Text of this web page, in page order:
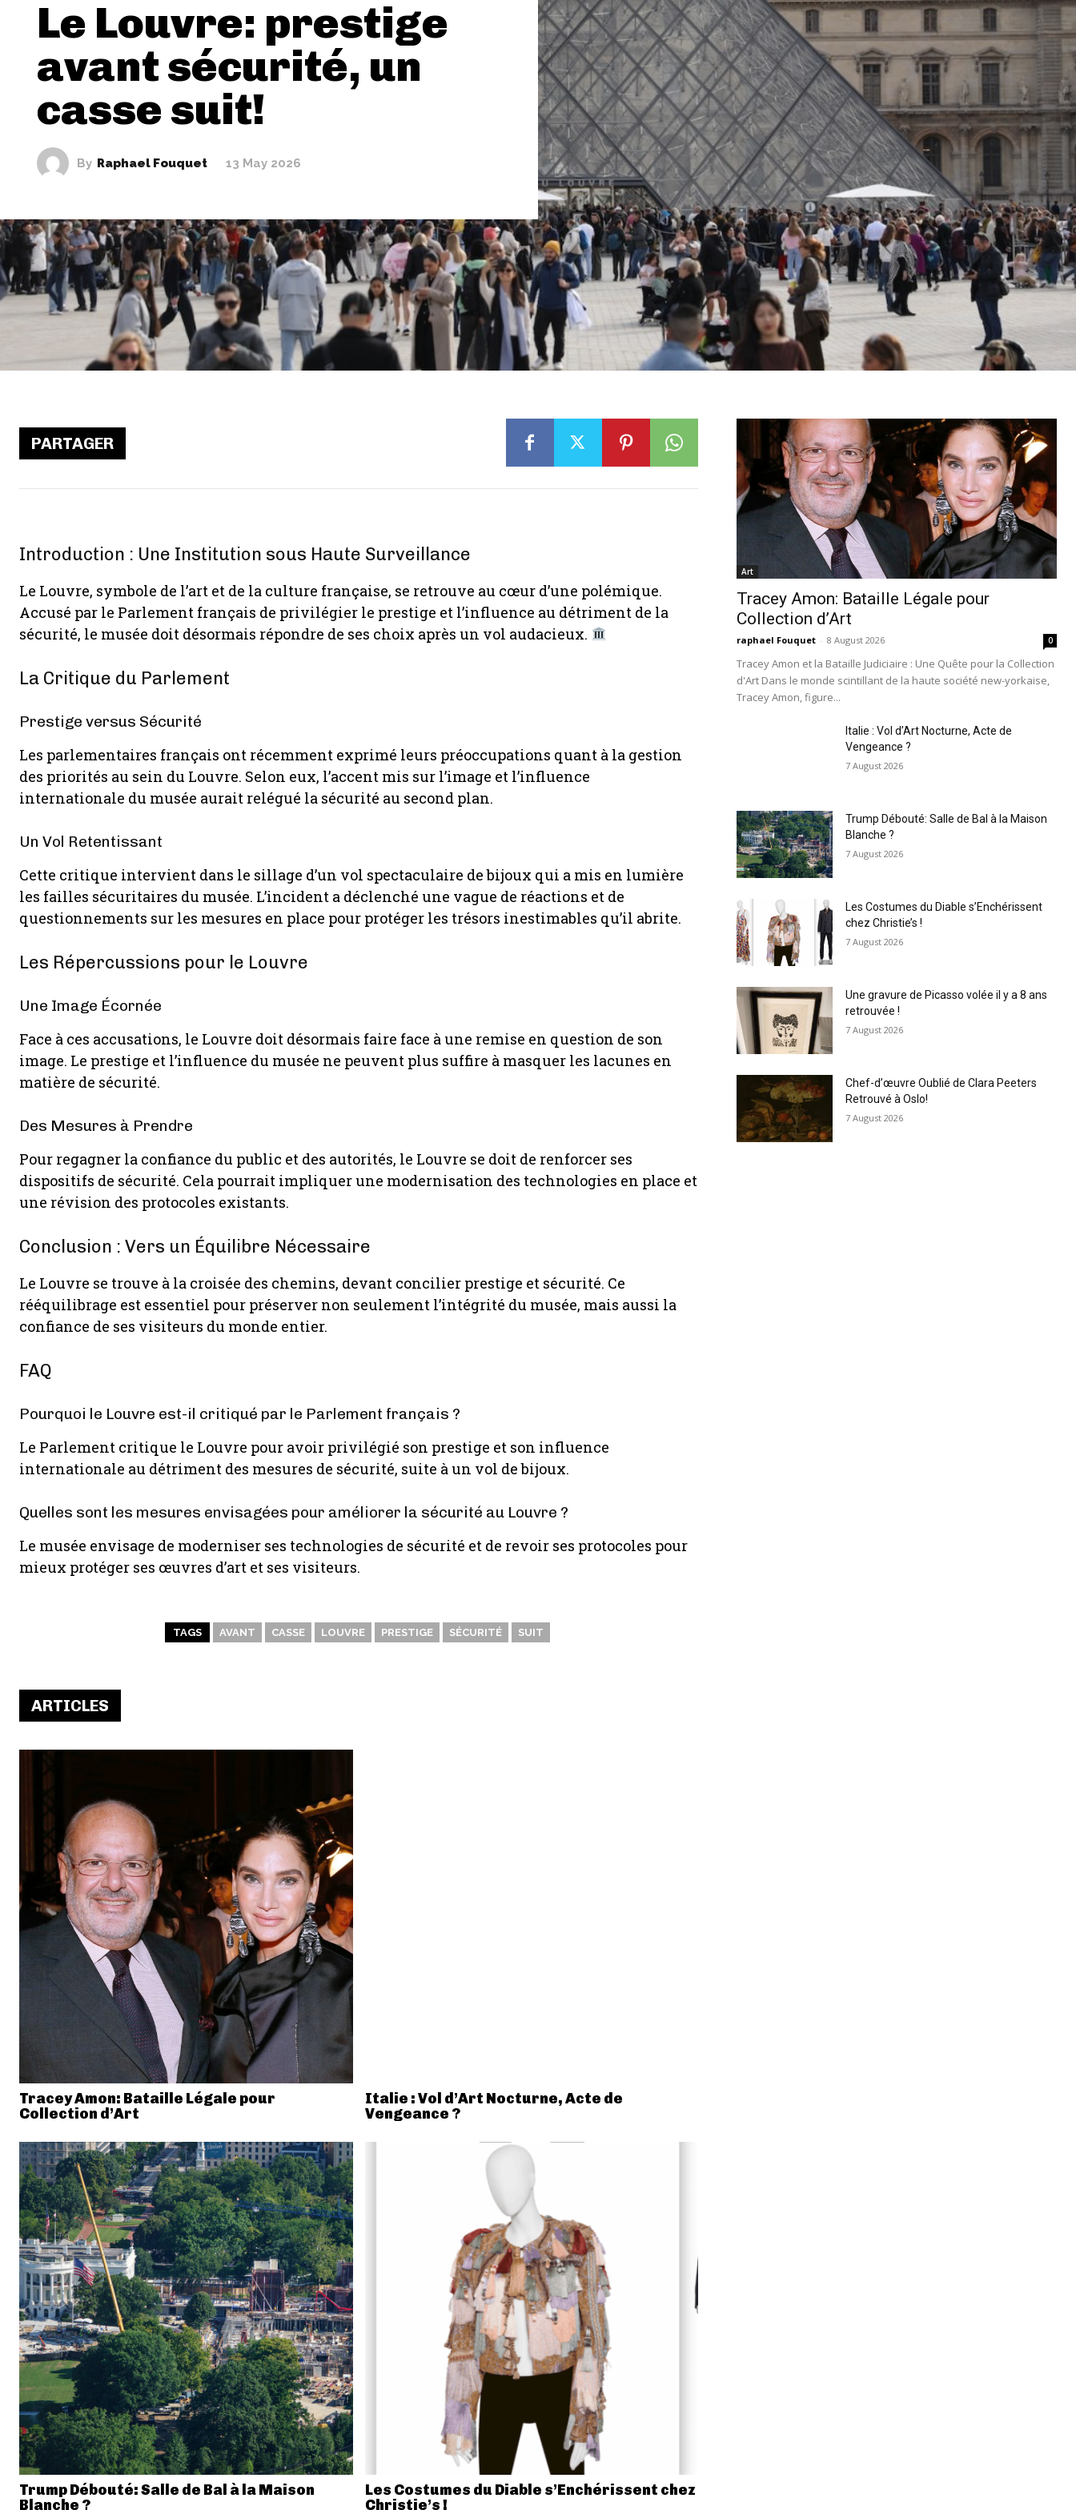
Le Louvre: prestige
avant sécurité, un
casse suit!
By Raphael Fouquet 13 May 2026
PARTAGER
Introduction : Une Institution sous Haute Surveillance
Le Louvre, symbole de l’art et de la culture française, se retrouve au cœur d’une polémique.
Accusé par le Parlement français de privilégier le prestige et l’influence au détriment de la
sécurité, le musée doit désormais répondre de ses choix après un vol audacieux.
La Critique du Parlement
Prestige versus Sécurité
Les parlementaires français ont récemment exprimé leurs préoccupations quant à la gestion
des priorités au sein du Louvre. Selon eux, l’accent mis sur l’image et l’influence
internationale du musée aurait relégué la sécurité au second plan.
Un Vol Retentissant
Cette critique intervient dans le sillage d’un vol spectaculaire de bijoux qui a mis en lumière
les failles sécuritaires du musée. L’incident a déclenché une vague de réactions et de
questionnements sur les mesures en place pour protéger les trésors inestimables qu’il abrite.
Les Répercussions pour le Louvre
Une Image Écornée
Face à ces accusations, le Louvre doit désormais faire face à une remise en question de son
image. Le prestige et l’influence du musée ne peuvent plus suffire à masquer les lacunes en
matière de sécurité.
Des Mesures à Prendre
Pour regagner la confiance du public et des autorités, le Louvre se doit de renforcer ses
dispositifs de sécurité. Cela pourrait impliquer une modernisation des technologies en place et
une révision des protocoles existants.
Conclusion : Vers un Équilibre Nécessaire
Le Louvre se trouve à la croisée des chemins, devant concilier prestige et sécurité. Ce
rééquilibrage est essentiel pour préserver non seulement l’intégrité du musée, mais aussi la
confiance de ses visiteurs du monde entier.
FAQ
Pourquoi le Louvre est-il critiqué par le Parlement français ?
Le Parlement critique le Louvre pour avoir privilégié son prestige et son influence
internationale au détriment des mesures de sécurité, suite à un vol de bijoux.
Quelles sont les mesures envisagées pour améliorer la sécurité au Louvre ?
Le musée envisage de moderniser ses technologies de sécurité et de revoir ses protocoles pour
mieux protéger ses œuvres d’art et ses visiteurs.
TAGS AVANT CASSE LOUVRE PRESTIGE SÉCURITÉ SUIT
ARTICLES
Tracey Amon: Bataille Légale pour
Collection d’Art
Italie : Vol d’Art Nocturne, Acte de
Vengeance ?
Trump Débouté: Salle de Bal à la Maison
Blanche ?
Les Costumes du Diable s’Enchérissent chez
Christie’s !
Art
Tracey Amon: Bataille Légale pour
Collection d’Art
raphael Fouquet - 8 August 2026 0
Tracey Amon et la Bataille Judiciaire : Une Quête pour la Collection
d'Art Dans le monde scintillant de la haute société new-yorkaise,
Tracey Amon, figure...
Italie : Vol d’Art Nocturne, Acte de
Vengeance ?
7 August 2026
Trump Débouté: Salle de Bal à la Maison
Blanche ?
7 August 2026
Les Costumes du Diable s’Enchérissent
chez Christie’s !
7 August 2026
Une gravure de Picasso volée il y a 8 ans
retrouvée !
7 August 2026
Chef-d’œuvre Oublié de Clara Peeters
Retrouvé à Oslo!
7 August 2026